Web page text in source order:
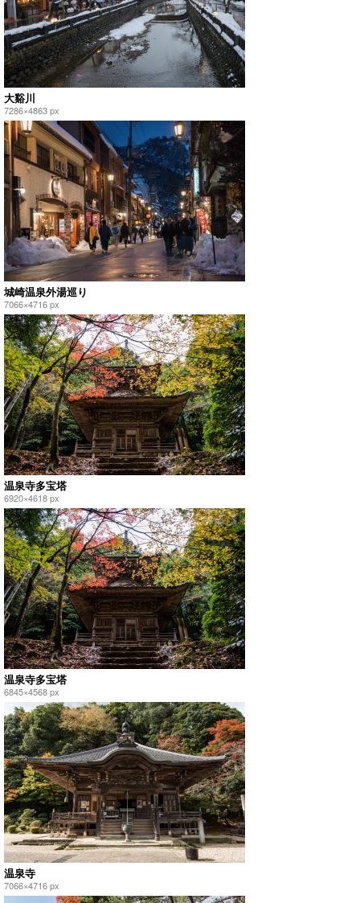
大谿川
7286×4863 px
城崎温泉外湯巡り
7066×4716 px
温泉寺多宝塔
6920×4618 px
温泉寺多宝塔
6845×4568 px
温泉寺
7066×4716 px